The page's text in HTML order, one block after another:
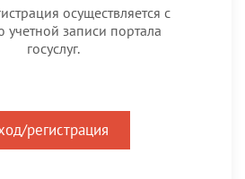
осуществляется с
записи портала
госуслуг.
регистрация